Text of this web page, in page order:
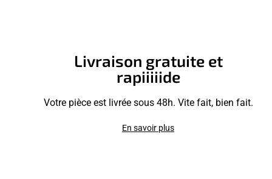
Livraison gratuite et
rapiiiiide
Votre pièce est livrée sous 48h. Vite fait, bien fait.
En savoir plus